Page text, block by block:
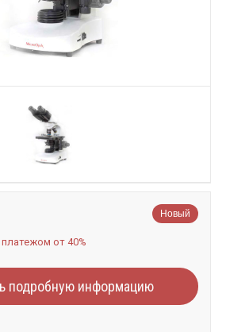
Новый
от 40%
подробную информацию